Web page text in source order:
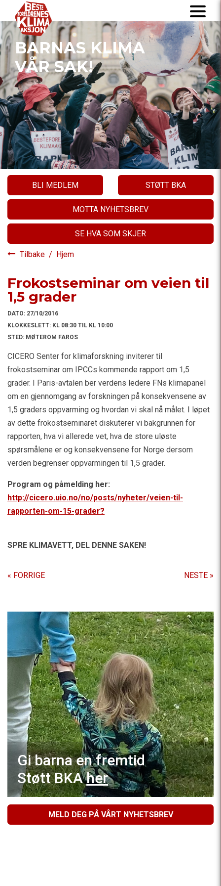
BARNAS KLIMA
VÅR SAK!
BLI MEDLEM STØTT BKA
MOTTA NYHETSBREV
SE HVA SOM SKJER
Tilbake / Hjem
Frokostseminar om veien til
1,5 grader
DATO: 27/10/2016
KLOKKESLETT: KL 08:30 TIL KL 10:00
STED: MØTEROM FAROS
CICERO Senter for klimaforskning inviterer til
frokostseminar om IPCCs kommende rapport om 1,5
grader. I Paris-avtalen ber verdens ledere FNs klimapanel
om en gjennomgang av forskningen på konsekvensene av
1,5 graders oppvarming og hvordan vi skal nå målet. I løpet
av dette frokostseminaret diskuterer vi bakgrunnen for
rapporten, hva vi allerede vet, hva de store uløste
spørsmålene er og konsekvensene for Norge dersom
verden begrenser oppvarmingen til 1,5 grader.
Program og påmelding her:
http://cicero.uio.no/no/posts/nyheter/veien-til-
rapporten-om-15-grader?
SPRE KLIMAVETT, DEL DENNE SAKEN!
« FORRIGE NESTE »
Gi barna en fremtid
Støtt BKAher
MELD DEG PÅ VÅRT NYHETSBREV